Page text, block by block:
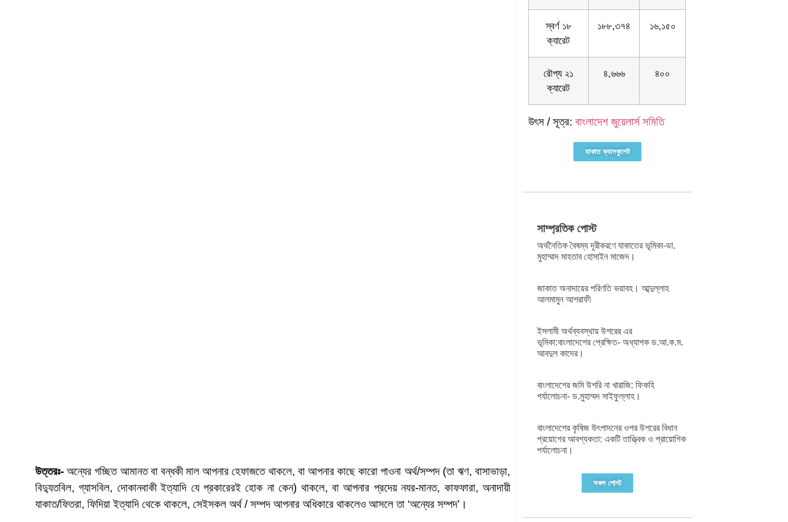
উত্তরঃ- অন্যের গচ্ছিত আমানত বা বন্ধকী মাল আপনার হেফাজতে থাকলে, বা আপনার কাছে কারো পাওনা অর্থ/সম্পদ (তা ঋণ, বাসাভাড়া,
বিদ্যুতবিল, গ্যাসবিল, দোকানবাকী ইত্যাদি যে প্রকারেরই হোক না কেন) থাকলে, বা আপনার প্রদেয় নযর-মানত, কাফফারা, অনাদায়ী
যাকাত/ফিতরা, ফিদিয়া ইত্যাদি থেকে থাকলে, সেইসকল অর্থ / সম্পদ আপনার অধিকারে থাকলেও আসলে তা ‘অন্যের সম্পদ’।
স্বর্ণ ১৮
ক্যারেট
১৮৮,৩৭৪ ১৬,১৫০
রৌপ্য ২১
ক্যারেট
৪,৬৬৬ ৪০০
উৎস / সূত্র: বাংলাদেশ জুয়েলার্স সমিতি
যাকাত ক্যালকুলেট
সাম্প্রতিক পোস্ট
অর্থনৈতিক বৈষম্য দূরীকরণে যাকাতের ভূমিকা-ডা.
মুহাম্মাদ মাহতাব হোসাইন মাজেদ।
জাকাত অনাদায়ের পরিণতি ভয়াবহ। আব্দুল্লাহ
আলমামুন আশরাফী
ইসলামী অর্থব্যবস্থায় উশরের এর
ভূমিকা:বাংলাদেশের প্রেক্ষিত- অধ্যাপক ড.আ.ক.ম.
আবদুল কাদের।
বাংলাদেশের জমি উশরি না খারাজি: ফিকহি
পর্যালোচনা- ড.মুহাম্মদ সাইফুল্লাহ।
বাংলাদেশের কৃষিজ উৎপাদনের ওপর উশরের বিধান
প্রয়োগের আবশ্যকতা: একটি তাত্ত্বিক ও প্রায়োগিক
পর্যালোচনা।
সকল পোস্ট